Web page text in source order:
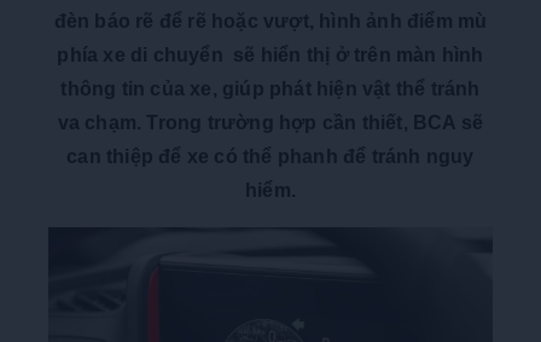
đèn báo rẽ để rẽ hoặc vượt, hình ảnh điểm mù
phía xe di chuyển sẽ hiển thị ở trên màn hình
thông tin của xe, giúp phát hiện vật thể tránh
va chạm. Trong trường hợp cần thiết, BCA sẽ
can thiệp để xe có thể phanh để tránh nguy
hiểm.